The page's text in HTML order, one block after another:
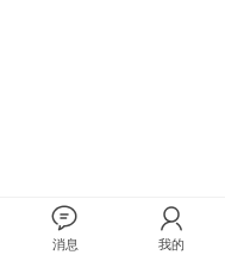
消息 我的